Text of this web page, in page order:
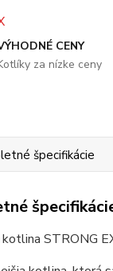
CENY
za nízke ceny
špecifikácie
STRONG